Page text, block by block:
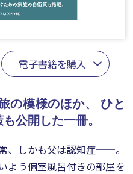
電子書籍を購入
の模様のほか、
ひと
公開した一冊。
、しかも父は認知症──。
よう個室風呂付きの部屋を